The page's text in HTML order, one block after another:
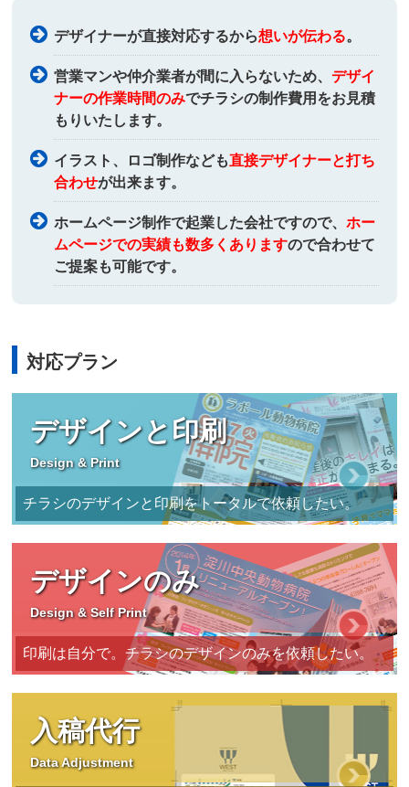
デザイナーが直接対応するから想いが伝わる。
営業マンや仲介業者が間に入らないため、 デザイ
ナーの作業時間のみでチラシの制作費用をお見積
もりいたします。
イラスト、ロゴ制作なども直接デザイナーと打ち
合わせが出来ます。
ホームページ制作で起業した会社ですので、ホー
ムページでの実績も数多くありますので合わせて
ご提案も可能です。
対応プラン
デザインと印刷
Design & Print
チラシのデザインと印刷をトータルで依頼したい。
デザインのみ
Design & Self Print
印刷は自分で。チラシのデザインのみを依頼したい。
入稿代行
Data Adjustment